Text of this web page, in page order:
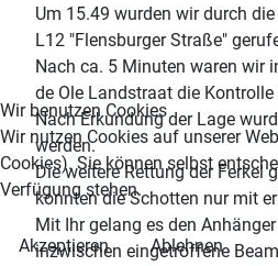
Um 15.49 wurden wir durch
L12 "Flensburger Straße"
Nach ca. 5 Minuten waren wir
de Ole Landstraat die
Nach Erkundung der Lage
werden.
Die weitere Rettung der Ferkel
konnten die Schotten nur mit
Mit Ihr gelang es den
inzwischen eingetroffene
Wir benutzen Cookies
Wir nutzen Cookies auf unserer
Cookies). Sie können selbst
Verfügung stehen.
Akzeptieren
Ablehnen